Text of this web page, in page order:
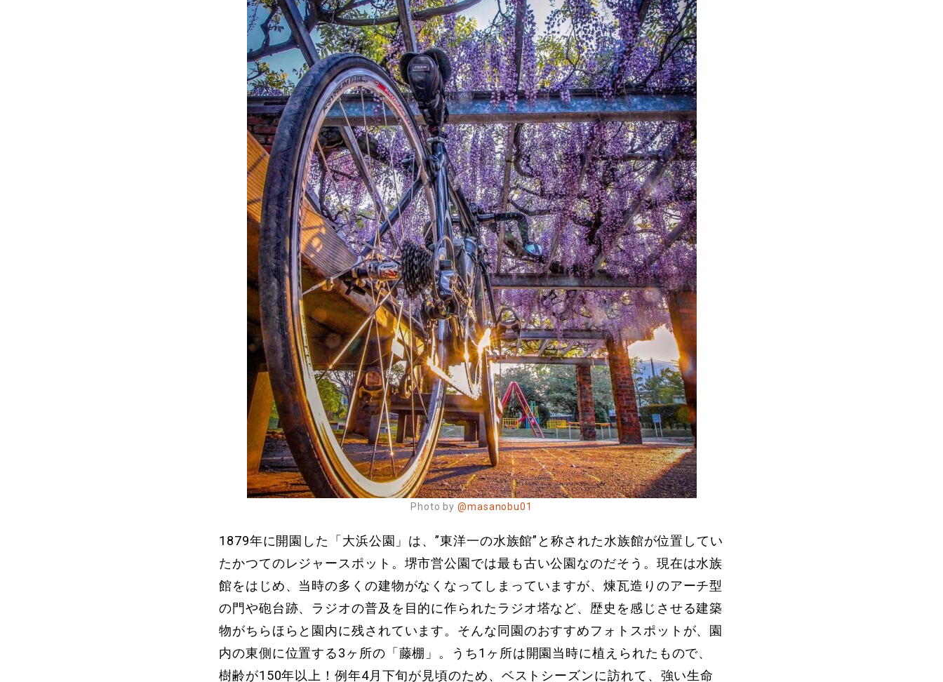
Photo by@masanobu01
1879年に開園した「大浜公園」は、”東洋一の水族館”と称された水族館が位置してい
たかつてのレジャースポット。堺市営公園では最も古い公園なのだそう。現在は水族
館をはじめ、当時の多くの建物がなくなってしまっていますが、煉瓦造りのアーチ型
の門や砲台跡、ラジオの普及を目的に作られたラジオ塔など、歴史を感じさせる建築
物がちらほらと園内に残されています。そんな同園のおすすめフォトスポットが、園
内の東側に位置する3ヶ所の「藤棚」。うち1ヶ所は開園当時に植えられたもので、
樹齢が150年以上！例年4月下旬が見頃のため、ベストシーズンに訪れて、強い生命